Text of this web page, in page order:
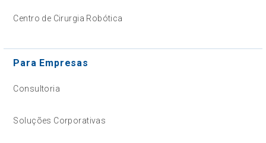
Centro de Cirurgia Robótica
Para Empresas
Consultoria
Soluções Corporativas